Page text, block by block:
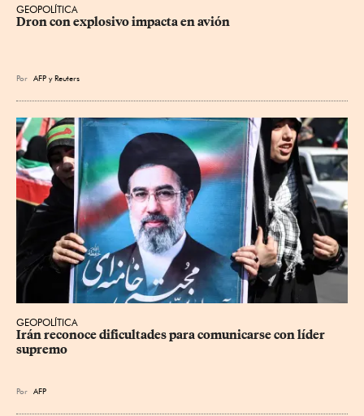
GEOPOLÍTICA
Dron con explosivo impacta en avión
Por AFP yReuters
GEOPOLÍTICA
Irán reconoce dificultades para comunicarse con líder
supremo
Por AFP